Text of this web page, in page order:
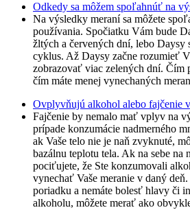
Odkedy sa môžem spoľahnúť na
Na výsledky meraní sa môžete
používania. Spočiatku Vám bude
žltých a červených dní, lebo Daysy
cyklus. Až Daysy začne rozumieť
zobrazovať viac zelených dní. Čím
čím máte menej vynechaných
Ovplyvňujú alkohol alebo fajčenie
Fajčenie by nemalo mať vplyv na
prípade konzumácie nadmerného
ak Vaše telo nie je naň zvyknuté,
bazálnu teplotu tela. Ak na sebe na
pociťujete, že Ste konzumovali
vynechať Vaše meranie v daný
poriadku a nemáte bolesť hlavy či
alkoholu, môžete merať ako